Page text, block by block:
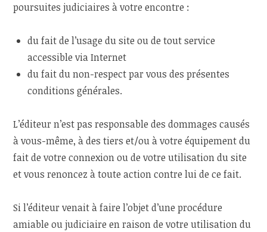
poursuites judiciaires à votre encontre :
du fait de l’usage du site ou de tout service
accessible via Internet
du fait du non-respect par vous des présentes
conditions générales.
L’éditeur n’est pas responsable des dommages causés
à vous-même, à des tiers et/ou à votre équipement du
fait de votre connexion ou de votre utilisation du site
et vous renoncez à toute action contre lui de ce fait.
Si l’éditeur venait à faire l’objet d’une procédure
amiable ou judiciaire en raison de votre utilisation du